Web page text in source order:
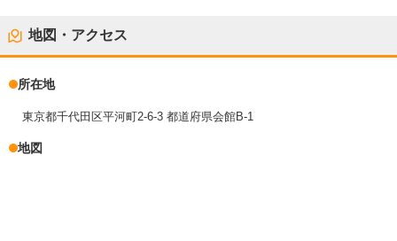
地図・アクセス
所在地
東京都千代田区平河町2-6-3 都道府県会館B-1
地図